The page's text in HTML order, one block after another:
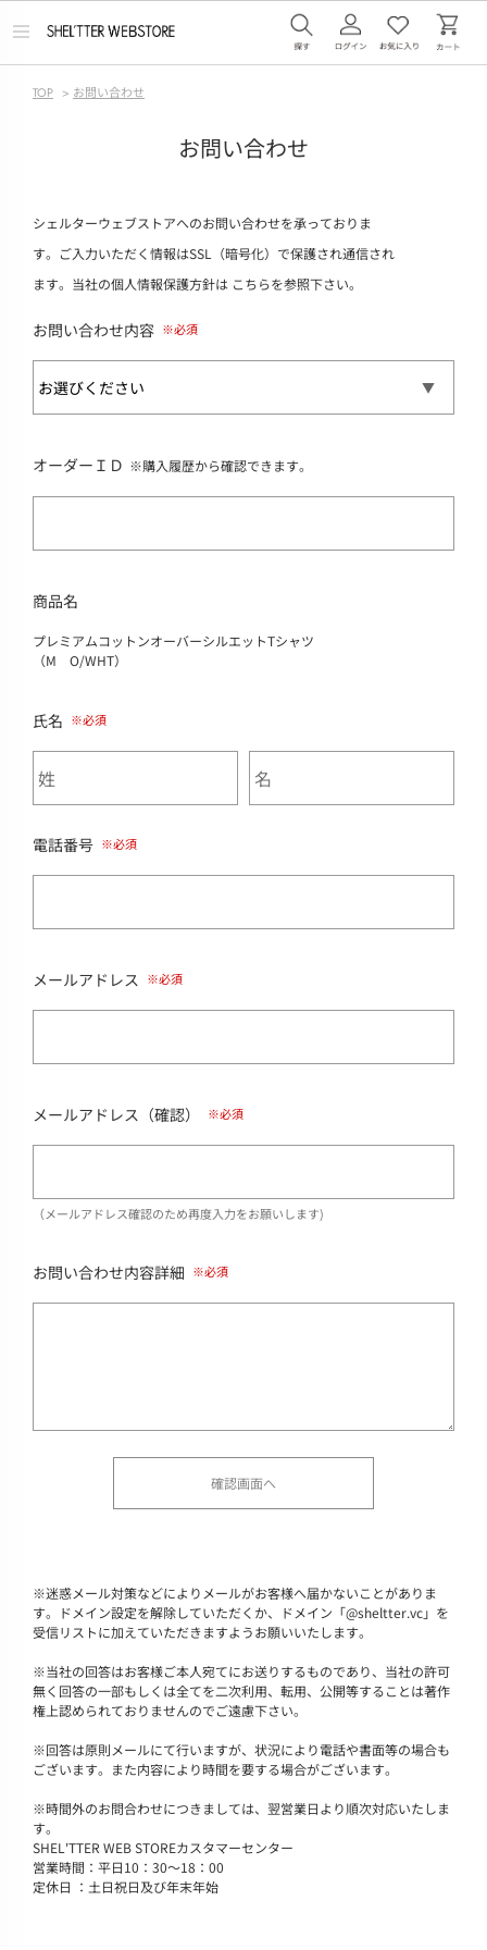
メ
TOP > お問い合わせ
お問い合わせ
シェルターウェブストアへのお問い合わせを承っておりま
す。ご入力いただく情報はSSL（暗号化）で保護され通信され
ます。当社の個人情報保護方針は こちらを参照下さい。
お問い合わせ内容
オーダーＩＤ ※購入履歴から確認できます。
商品名
プレミアムコットンオーバーシルエットTシャツ
（M O/WHT）
氏名
電話番号
メールアドレス
メールアドレス（確認）
（メールアドレス確認のため再度入力をお願いします)
お問い合わせ内容詳細
※迷惑メール対策などによりメールがお客様へ届かないことがありま
す。ドメイン設定を解除していただくか、ドメイン「@sheltter.vc」を
受信リストに加えていただきますようお願いいたします。
※当社の回答はお客様ご本人宛てにお送りするものであり、当社の許可
無く回答の一部もしくは全てを二次利用、転用、公開等することは著作
権上認められておりませんのでご遠慮下さい。
※回答は原則メールにて行いますが、状況により電話や書面等の場合も
ございます。また内容により時間を要する場合がございます。
※時間外のお問合わせにつきましては、翌営業日より順次対応いたしま
す。
SHEL'TTER WEB STOREカスタマーセンター
営業時間：平日10：30～18：00
定休日 ：土日祝日及び年末年始